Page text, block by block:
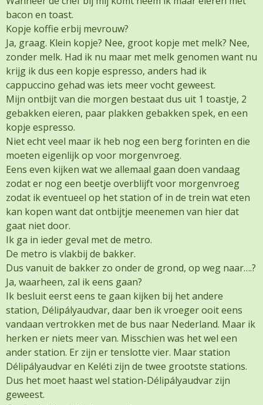
bacon en toast.
Kopje koffie erbij mevrouw?
Ja, graag. Klein kopje? Nee, groot kopje met melk? Nee,
zonder melk. Had ik nu maar met melk genomen want nu
krijg ik dus een kopje espresso, anders had ik
cappuccino gehad was iets meer vocht geweest.
Mijn ontbijt van die morgen bestaat dus uit 1 toastje, 2
gebakken eieren, paar plakken gebakken spek, en een
kopje espresso.
Niet echt veel maar ik heb nog een berg forinten en die
moeten eigenlijk op voor morgenvroeg.
Eens even kijken wat we allemaal gaan doen vandaag
zodat er nog een beetje overblijft voor morgenvroeg
zodat ik eventueel op het station of in de trein wat eten
kan kopen want dat ontbijtje meenemen van hier dat
gaat niet door.
Ik ga in ieder geval met de metro.
De metro is vlakbij de bakker.
Dus vanuit de bakker zo onder de grond, op weg naar….?
Ja, waarheen, zal ik eens gaan?
Ik besluit eerst eens te gaan kijken bij het andere
station, Délipályaudvar, daar ben ik vroeger ooit eens
vandaan vertrokken met de bus naar Nederland. Maar ik
herken er niets meer van. Misschien was het wel een
ander station. Er zijn er tenslotte vier. Maar station
Délipályaudvar en Keléti zijn de twee grootste stations.
Dus het moet haast wel station-Délipályaudvar zijn
geweest.